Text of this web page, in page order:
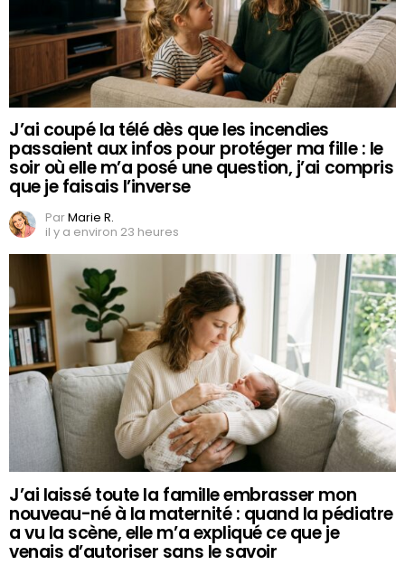
J’ai coupé la télé dès que les incendies
passaient aux infos pour protéger ma fille : le
soir où elle m’a posé une question, j’ai compris
que je faisais l’inverse
ParMarie R.
il y a environ 23 heures
J’ai laissé toute la famille embrasser mon
nouveau-né à la maternité : quand la pédiatre
a vu la scène, elle m’a expliqué ce que je
venais d’autoriser sans le savoir